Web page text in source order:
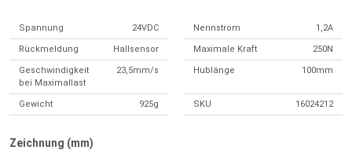
Spannung 24VDC Nennstrom 1,2A
Rückmeldung Hallsensor Maximale Kraft 250N
Geschwindigkeit
bei Maximallast
23,5mm/s Hublänge 100mm
Gewicht 925g SKU 16024212
Zeichnung (mm)